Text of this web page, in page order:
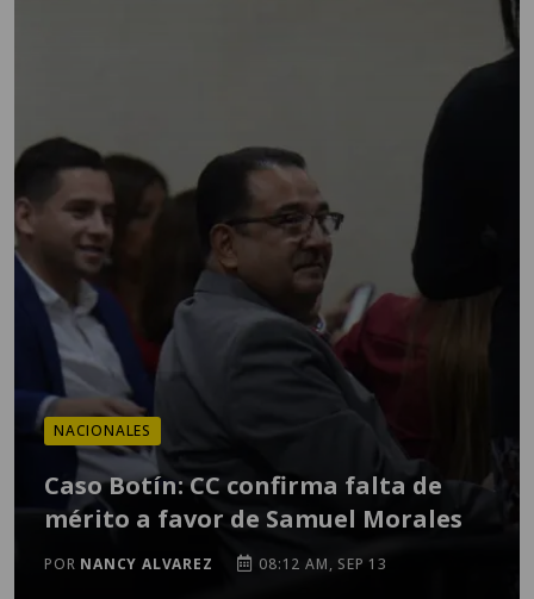
NACIONALES
Caso Botín: CC confirma falta de
mérito a favor de Samuel Morales
POR NANCY ALVAREZ 08:12 AM, SEP 13